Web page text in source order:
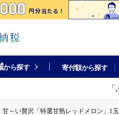
から探す 寄付額から探す
甘～い贅沢「特選甘熟レッドメロン」1玉